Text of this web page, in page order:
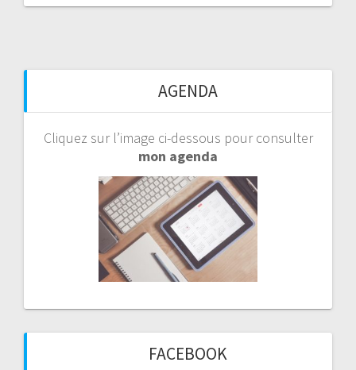
AGENDA
Cliquez sur l’image ci-dessous pour consulter
mon agenda
FACEBOOK